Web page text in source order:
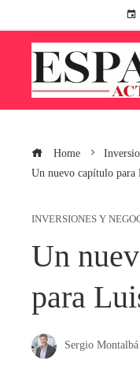
Home
Un nuevo capítulo para
INVERSIONES Y
Un
para
Sergio Montalbá